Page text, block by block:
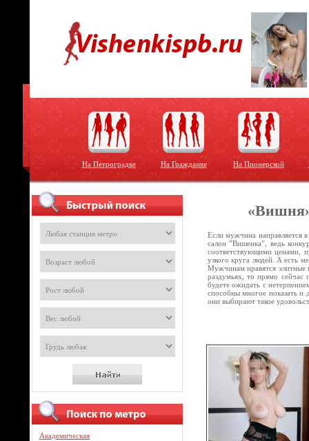
На Петроградке На Гражданке На Пионерской
Академическая
Если мужчина направляется
салон ”Вишенка”, ведь
соответствующими ценами,
узкого круга людей. А есть
Мужчинам нравятся элитные
раздумьях, то прямо сейчас
будете ожидать с
способны многое показать и
они выбирают такое